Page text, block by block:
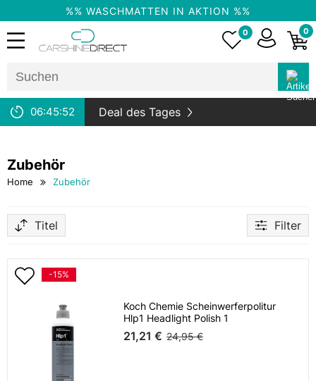
%% WASCHMATTEN IN AKTION %%
0 0
06:45:51 Deal des Tages
Zubehör
Home Zubehör
Titel Filter
-15%
Koch Chemie Scheinwerferpolitur
Hlp1 Headlight Polish 1
21,21 € 24,95 €